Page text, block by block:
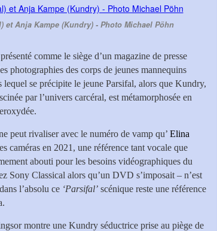
et Anja Kampe (Kundry) - Photo Michael Pöhn
comme le siège d’un magazine de presse
photographies des corps de jeunes mannequins
lequel se précipite le jeune Parsifal, alors que Kundry,
par l’univers carcéral, est métamorphosée en
peut rivaliser avec le numéro de vamp qu’ Elina
caméras en 2021, une référence tant vocale que
abouti pour les besoins vidéographiques du
Sony Classical alors qu’un DVD s’imposait – n’est
l’absolu ce ‘Parsifal’ scénique reste une référence
montre une Kundry séductrice prise au piège de